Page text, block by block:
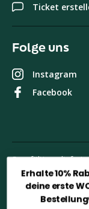
Folge uns
Instagram
Facebook
Ticket
Sorgfältig geliefert
Erhalte 10%
deine erste